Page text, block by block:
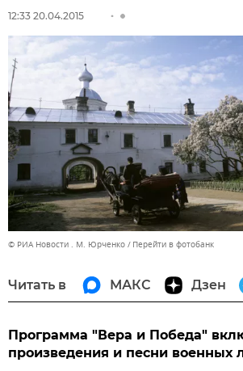
12:33 20.04.2015
© РИА Новости . М. Юрченко Перейти в фотобанк
Читать в МАКС Дзен
Программа "Вера и Победа"
произведения и песни военных